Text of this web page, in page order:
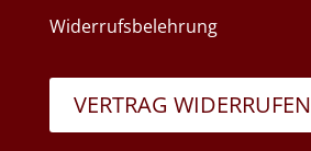
Widerrufsbelehrung
VERTRAG WIDERRUFEN